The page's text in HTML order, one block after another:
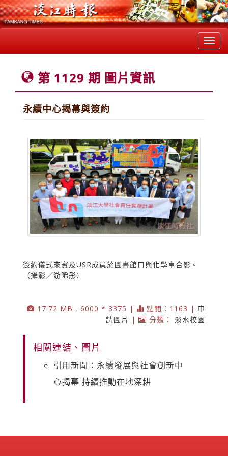
第 1129 期 圖片資訊
永續中心揭幕與簽約
簽約儀式來賓及USR成員於圖書館口與化學車合影。
（攝影／游晞彤）
17.72 MB , 6000 * 3375 | 點閱：1163 | 申
請圖片
| 分類： 淡水校園
相關連結、圖片
引用新聞：永續發展與社會創新中
心揭幕 持續推動在地深耕